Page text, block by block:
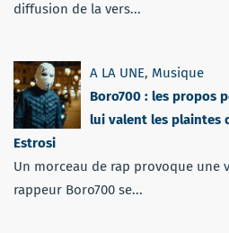
diffusion de la vers...
A LA UNE, Musique
Boro700 : les propos
lui valent les plaintes
Estrosi
Un morceau de rap provoque une
rappeur Boro700 se...